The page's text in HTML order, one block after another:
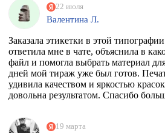
22 июля
Валентина Л.
Заказала этикетки в этой
ответила мне в чате, объяснила в
файл и помогла выбрать материал
дней мой тираж уже был готов.
удивила качеством и яркостью
довольна результатом. Спасибо
19 марта